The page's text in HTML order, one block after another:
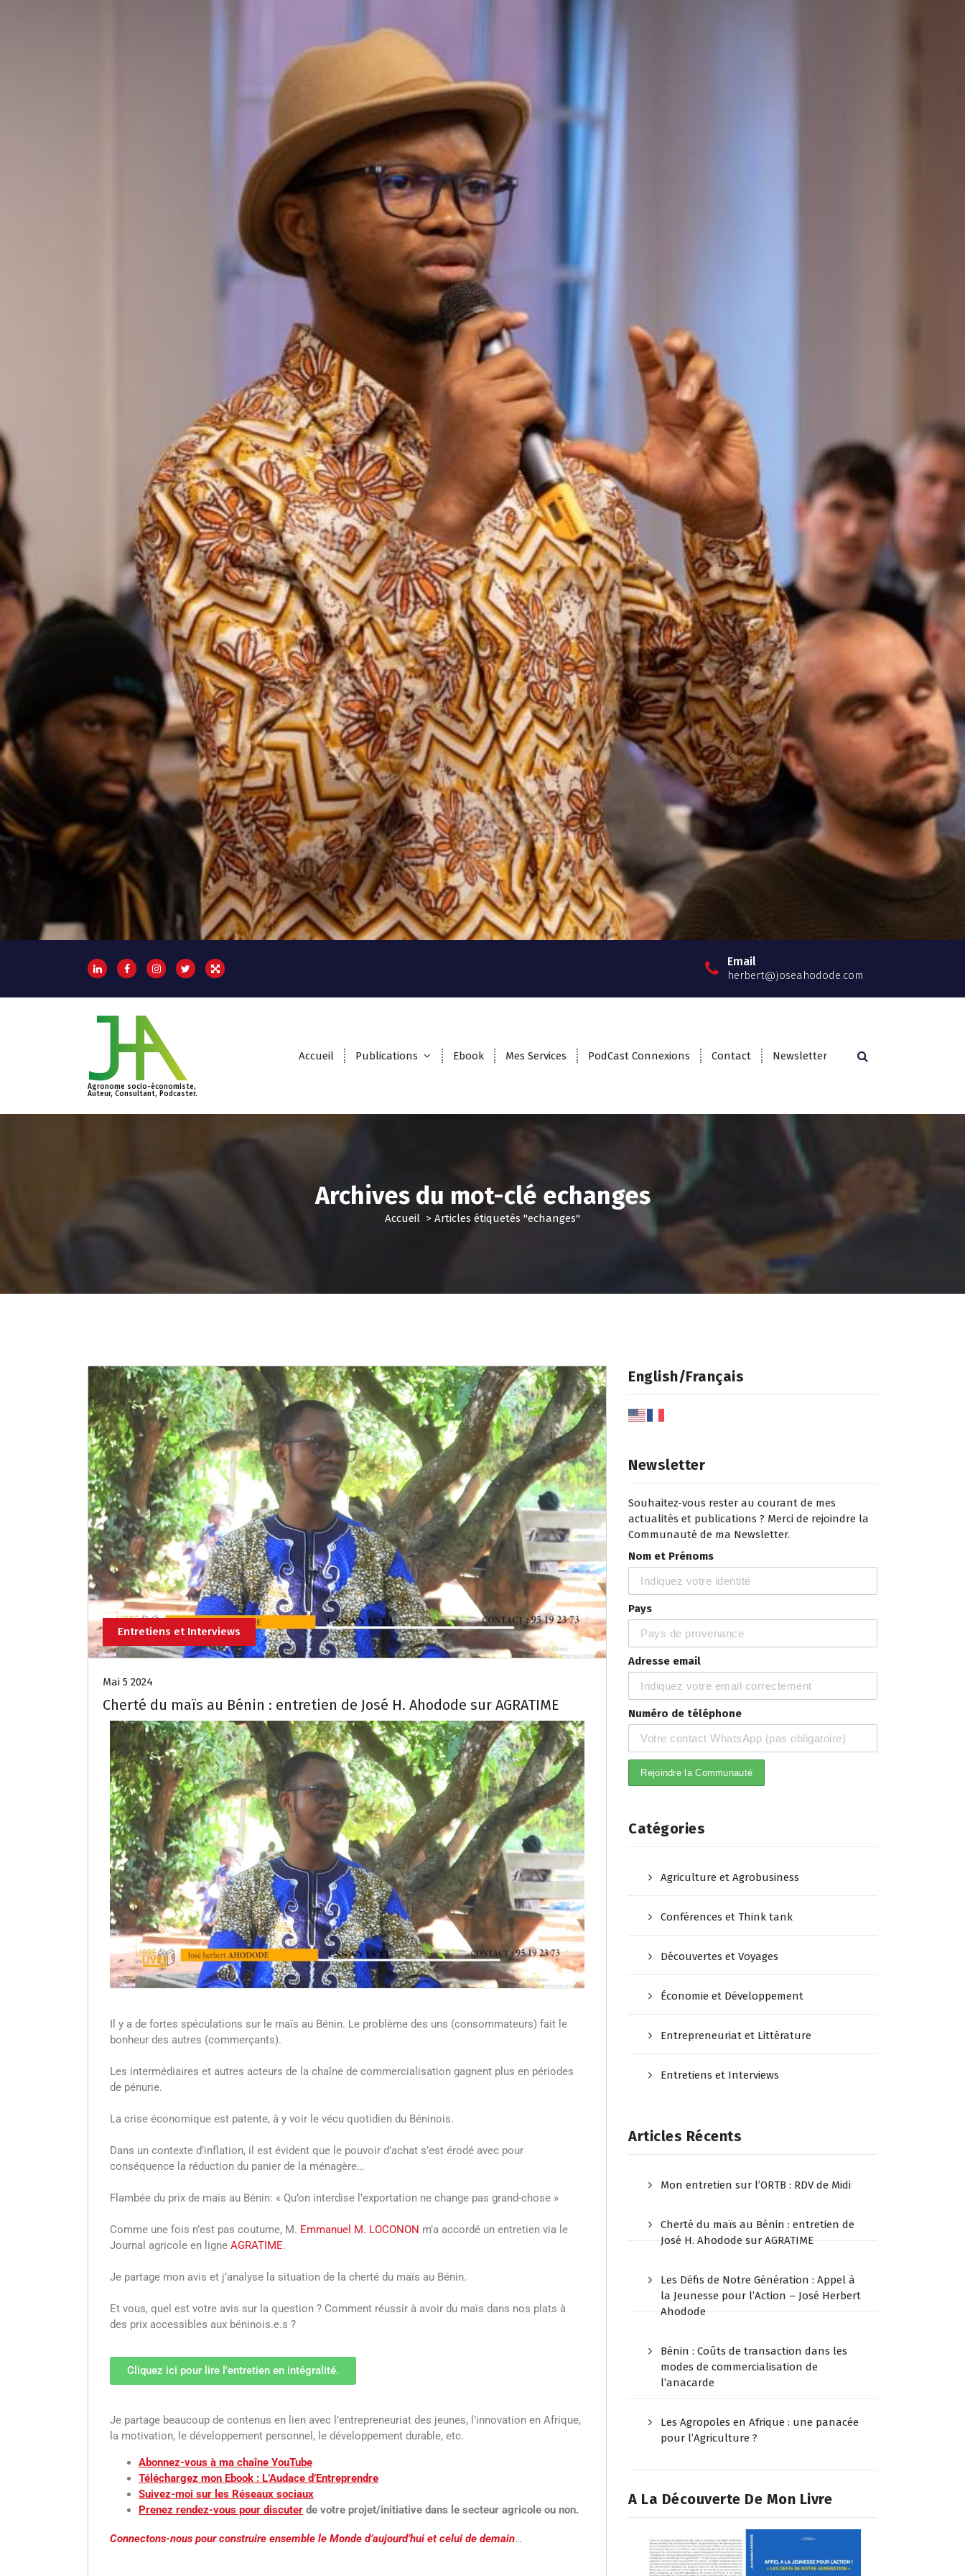
Email
herbert@joseahodode.com
Agronome socio-économiste,
Auteur, Consultant, Podcaster.
Accueil Publications Ebook Mes Services PodCast Connexions Contact Newsletter
Archives du mot-clé echanges
Accueil > Articles étiquetés "echanges"
Entretiens et Interviews
Mai 5 2024
Cherté du maïs au Bénin : entretien de José H. Ahodode sur AGRATIME
Il y a de fortes spéculations sur le maïs au Bénin. Le problème des uns (consommateurs) fait le
bonheur des autres (commerçants).
Les intermédiaires et autres acteurs de la chaîne de commercialisation gagnent plus en périodes
de pénurie.
La crise économique est patente, à y voir le vécu quotidien du Béninois.
Dans un contexte d’inflation, il est évident que le pouvoir d’achat s’est érodé avec pour
conséquence la réduction du panier de la ménagère…
Flambée du prix de maïs au Bénin: « Qu’on interdise l’exportation ne change pas grand-chose »
Comme une fois n’est pas coutume, M. Emmanuel M. LOCONON m’a accordé un entretien via le
Journal agricole en ligne AGRATIME.
Je partage mon avis et j’analyse la situation de la cherté du maïs au Bénin.
Et vous, quel est votre avis sur la question ? Comment réussir à avoir du maïs dans nos plats à
des prix accessibles aux béninois.e.s ?
Cliquez ici pour lire l'entretien en intégralité.
Je partage beaucoup de contenus en lien avec l’entrepreneuriat des jeunes, l’innovation en Afrique,
la motivation, le développement personnel, le développement durable, etc.
Abonnez-vous à ma chaîne YouTube
Téléchargez mon Ebook : L’Audace d’Entreprendre
Suivez-moi sur les Réseaux sociaux
Prenez rendez-vous pour discuter de votre projet/initiative dans le secteur agricole ou non.
Connectons-nous pour construire ensemble le Monde d’aujourd’hui et celui de demain…
English/Français
Newsletter
Souhaitez-vous rester au courant de mes
actualités et publications ? Merci de rejoindre la
Communauté de ma Newsletter.
Nom et Prénoms
Pays
Adresse email
Numéro de téléphone
Catégories
Agriculture et Agrobusiness
Conférences et Think tank
Découvertes et Voyages
Économie et Développement
Entrepreneuriat et Littérature
Entretiens et Interviews
Articles Récents
Mon entretien sur l’ORTB : RDV de Midi
Cherté du maïs au Bénin : entretien de
José H. Ahodode sur AGRATIME
Les Défis de Notre Génération : Appel à
la Jeunesse pour l’Action – José Herbert
Ahodode
Bénin : Coûts de transaction dans les
modes de commercialisation de
l’anacarde
Les Agropoles en Afrique : une panacée
pour l’Agriculture ?
A La Découverte De Mon Livre